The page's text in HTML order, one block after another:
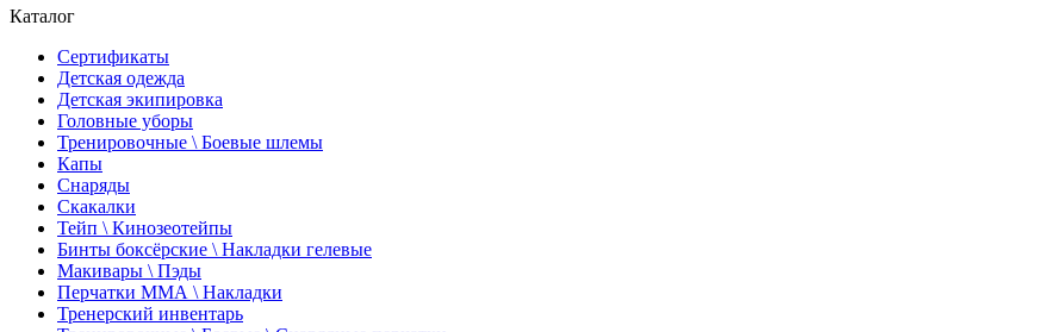
Каталог
Сертификаты
Детская одежда
Детская экипировка
Головные уборы
Тренировочные \ Боевые шлемы
Капы
Снаряды
Скакалки
Тейп \ Кинозеотейпы
Бинты боксёрские \ Накладки гелевые
Макивары \ Пэды
Перчатки ММА \ Накладки
Тренерский инвентарь